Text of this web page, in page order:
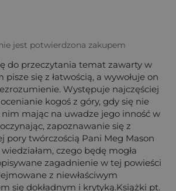
jest potwierdzona zakupem
do przeczytania temat zawarty w
się z łatwością, a wywołuje on
Występuje najczęściej
kogoś z góry, gdy się nie
nim mając na uwadze jego inność w
zapoznawanie się z
pory twórczością Pani Meg Mason
czego będę mogła
zagadnienie w tej powieści
z niewłaściwym
się dokładnym i krytyką.Książki pt.